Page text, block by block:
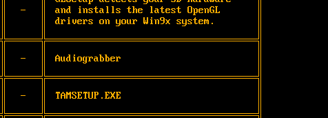
-
and installs the latest OpenGL
drivers on your Win9x system.
- Audiograbber
- TAMSETUP.EXE